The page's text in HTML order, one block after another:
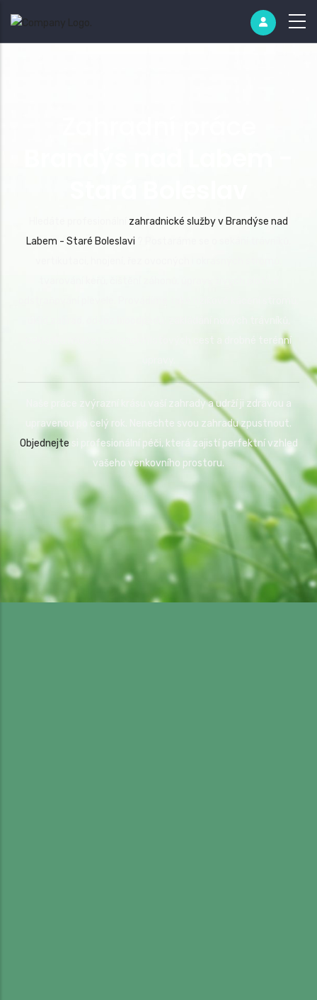
zahradnické služby v Brandýse nad
Labem - Staré Boleslavi
pokládku mulče, realizaci mlatových cest a drobné terénní
Naše práce zvýrazní krásu vaší zahrady a udrží ji zdravou a
upravenou po celý rok. Nenechte svou zahradu zpustnout.
Objednejte si profesionální péči, která zajistí perfektní vzhled
vašeho venkovního prostoru.